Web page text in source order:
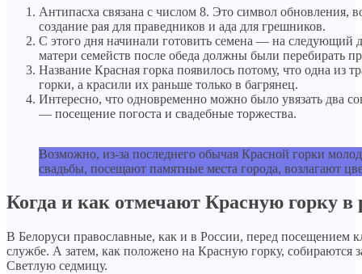
Антипасха связана с числом 8. Это символ обновления,
создание рая для праведников и ада для грешников.
С этого дня начинали готовить семена — на следующий
матери семейств после обеда должны были перебирать
Название Красная горка появилось потому, что одна из
горки, а красили их раньше только в багрянец.
Интересно, что одновременно можно было увязать два
— посещение погоста и свадебные торжества.
Возможно, из-за последнего обычая Красной горки
свадьбы, посещают памятные места города, возлагают
Когда и как отмечают Красную горку в
В Белоруси православные, как и в России, перед посещением
службе. А затем, как положено на Красную горку, собираются
Светлую седмицу.